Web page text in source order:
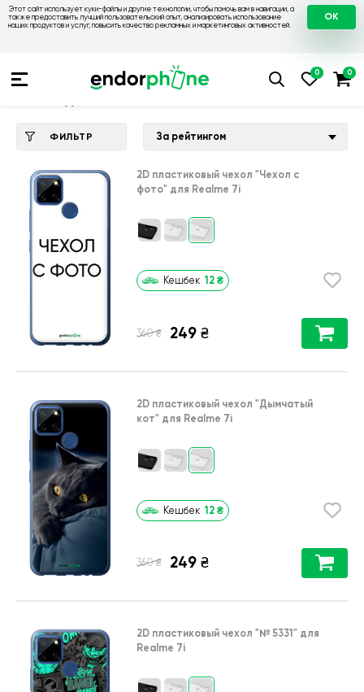
Этот сайт использует куки-файлы и другие технологии, чтобы помочь вам в навигации, а
также предоставить лучший пользовательский опыт, анализировать использование
наших продуктов и услуг, повысить качество рекламных и маркетинговых активностей.
OK
💙 Чехлы на Realme 💛 Чехол для
ФИЛЬТР За рейтингом
2D пластиковый чехол "Чехол с
фото" для Realme 7i
Кешбек 12 ₴
360 ₴ 249 ₴
2D пластиковый чехол "Дымчатый
кот" для Realme 7i
Кешбек 12 ₴
360 ₴ 249 ₴
2D пластиковый чехол "№ 5331" для
Realme 7i